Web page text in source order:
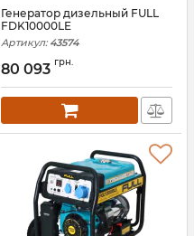
Генератор дизельный FULL
FDK10000LE
Артикул: 43574
80 093 грн.